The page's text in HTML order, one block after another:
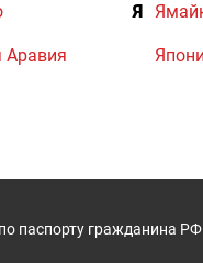
Аравия
Я
паспорту гражданина